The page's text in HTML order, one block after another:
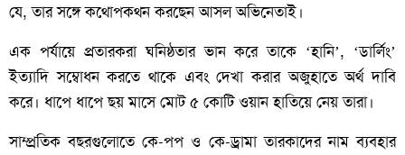
যে, তার সঙ্গে কথোপকথন করছেন আসল অভিনেতাই।
এক পর্যায়ে প্রতারকরা ঘনিষ্ঠতার ভান করে তাকে ‘হানি’, ‘ডার্লিং’
ইত্যাদি সম্বোধন করতে থাকে এবং দেখা করার অজুহাতে অর্থ দাবি
করে। ধাপে ধাপে ছয় মাসে মোট ৫ কোটি ওয়ান হাতিয়ে নেয় তারা।
সাম্প্রতিক বছরগুলোতে কে-পপ ও কে-ড্রামা তারকাদের নাম ব্যবহার